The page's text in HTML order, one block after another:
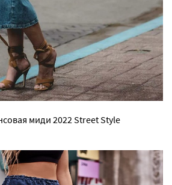
миди 2022 Street Style